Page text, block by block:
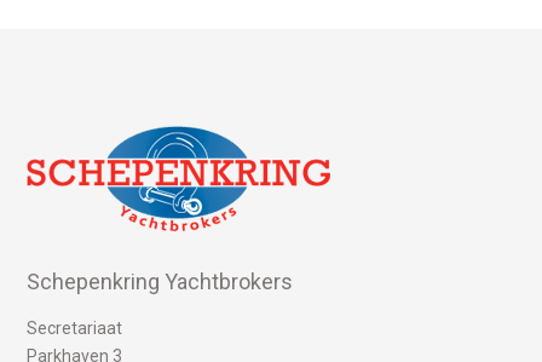
Schepenkring Yachtbrokers
Secretariaat
Parkhaven 3